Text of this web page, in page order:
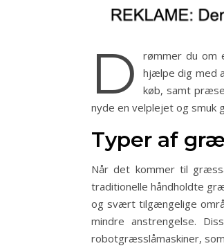
D
rømmer du om
hjælpe dig med
køb, samt
nyde en velplejet og smuk
Typer af
Når det kommer til
traditionelle håndholdte
og svært tilgængelige
mindre anstrengelse.
robotgræsslåmaskiner,